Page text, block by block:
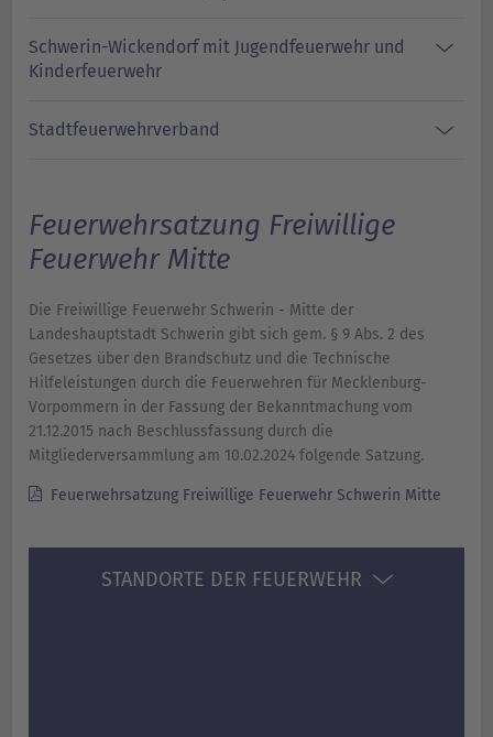
Schwerin-Wickendorf mit Jugendfeuerwehr und
Kinderfeuerwehr
Stadtfeuerwehrverband
Feuerwehrsatzung Freiwillige
Feuerwehr Mitte
Die Freiwillige Feuerwehr Schwerin - Mitte der
Landeshauptstadt Schwerin gibt sich gem. § 9 Abs. 2 des
Gesetzes über den Brandschutz und die Technische
Hilfeleistungen durch die Feuerwehren für Mecklenburg-
Vorpommern in der Fassung der Bekanntmachung vom
21.12.2015 nach Beschlussfassung durch die
Mitgliederversammlung am 10.02.2024 folgende Satzung.
Feuerwehrsatzung Freiwillige Feuerwehr Schwerin Mitte
STANDORTE DER FEUERWEHR